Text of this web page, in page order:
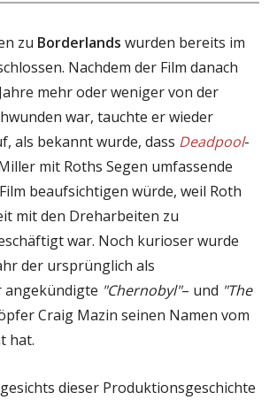
zu Borderlands wurden bereits im
Nachdem der Film danach
mehr oder weniger von der
war, tauchte er wieder
als bekannt wurde, dass Deadpool-
mit Roths Segen umfassende
beaufsichtigen würde, weil Roth
mit den Dreharbeiten zu
war. Noch kurioser wurde
der ursprünglich als
"Chernobyl"– und "The
Craig Mazin seinen Namen vom
hat.
dieser Produktionsgeschichte